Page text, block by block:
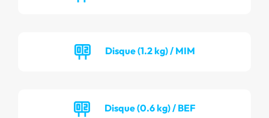
Disque (1.2 kg) / MIM
Disque (0.6 kg) / BEF